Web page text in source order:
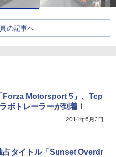
の記事へ
Forza Motorsport 5」、Top
ボトレーラーが到着！
2014年6月3日
占タイトル「Sunset Overdr